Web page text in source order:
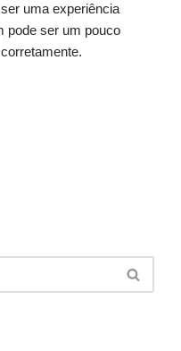
uma experiência
pode ser um pouco